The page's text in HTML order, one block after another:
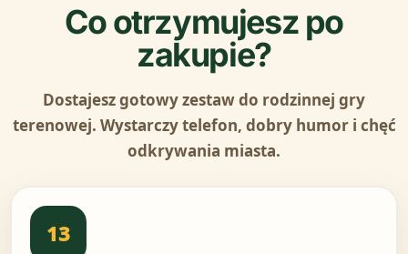
Co otrzymujesz po
zakupie?
Dostajesz gotowy zestaw do rodzinnej gry
terenowej. Wystarczy telefon, dobry humor i chęć
odkrywania miasta.
13